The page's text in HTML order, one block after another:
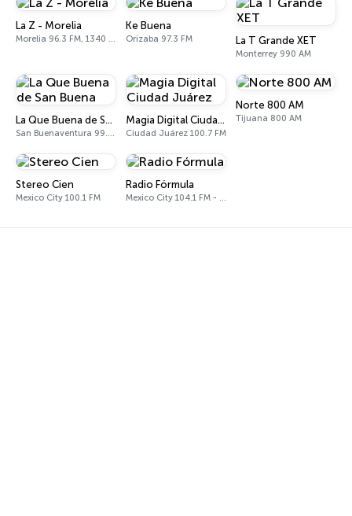
La Z - Morelia
Morelia 96.3 FM, 1340 AM
Ke Buena
Orizaba 97.3 FM La T Grande XET
Monterrey 990 AM
La Que Buena de San Buena
San Buenaventura 99.5 FM
Magia Digital Ciudad Juárez
Ciudad Juárez 100.7 FM
Norte 800 AM
Tijuana 800 AM
Stereo Cien
Mexico City 100.1 FM
Radio Fórmula
Mexico City 104.1 FM - 1500 AM